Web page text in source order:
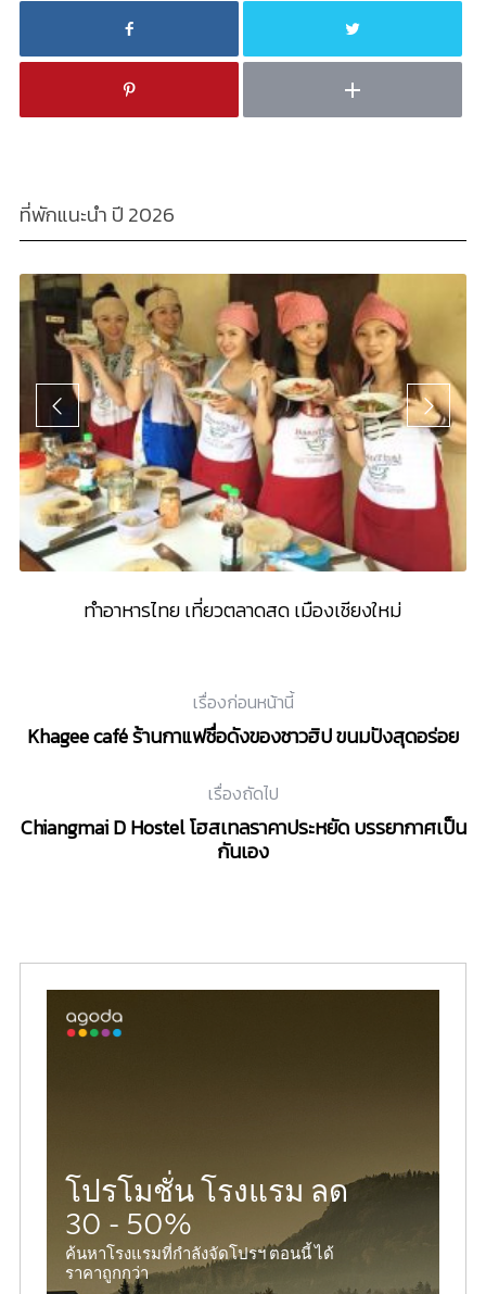
ที่พักแนะนำ ปี 2026
ทำอาหารไทย เที่ยวตลาดสด เมืองเชียงใหม่
เรื่องก่อนหน้านี้
Khagee café ร้านกาแฟชื่อดังของชาวฮิป ขนมปังสุดอร่อย
เรื่องถัดไป
Chiangmai D Hostel โฮสเทลราคาประหยัด บรรยากาศเป็น
กันเอง